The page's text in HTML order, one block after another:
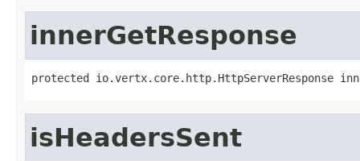
innerGetResponse
protected io.vertx.core.http.HttpServerResponse
isHeadersSent